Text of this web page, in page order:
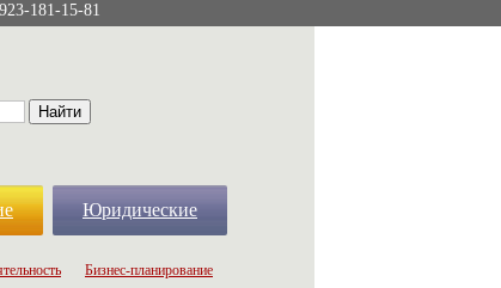
181-15-81
Юридические
Бизнес-планирование